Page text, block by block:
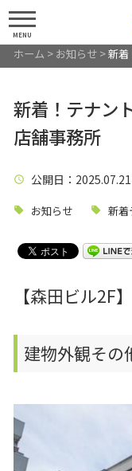
MENU
ホーム > お知らせ>新
新着！テナ
店舗事務所
公開日 ：2025.07.21
お知らせ 新着
【森田ビル2F】
建物外観その